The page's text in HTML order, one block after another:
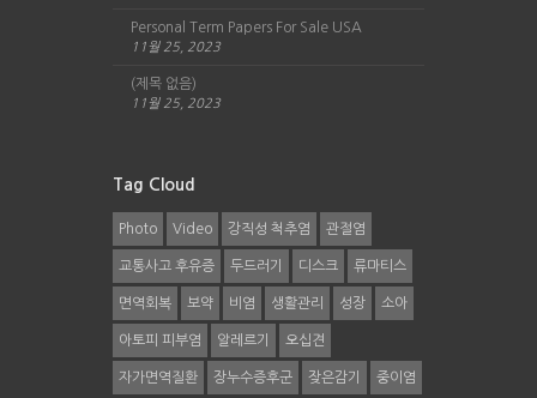
Personal Term Papers For Sale USA
11월 25, 2023
(제목 없음)
11월 25, 2023
Tag Cloud
Photo Video 강직성 척추염 관절염
교통사고 후유증 두드러기 디스크 류마티스
면역회복 보약 비염 생활관리 성장 소아
아토피 피부염 알레르기 오십견
자가면역질환 장누수증후군 잦은감기 중이염